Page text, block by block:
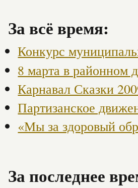
За всё время:
Конкурс
8 марта в районном
Карнавал Сказки
Партизанское
«Мы за здоровый
За последнее